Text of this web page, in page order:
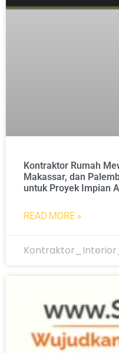
Kontraktor Rumah
Makassar, dan
untuk Proyek Impian
READ MORE »